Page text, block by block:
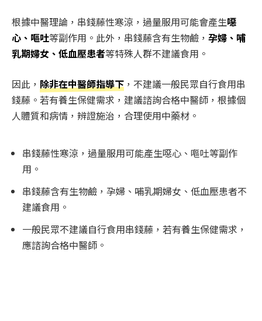
根據中醫理論，串錢藤性寒涼，過量服用可能會產生噁
心、嘔吐等副作用。此外，串錢藤含有生物鹼， 孕婦、哺
乳期婦女、低血壓患者等特殊人群不建議食用。
因此， 除非在中醫師指導下 ，不建議一般民眾自行食用串
錢藤。若有養生保健需求，建議諮詢合格中醫師，根據個
人體質和病情，辨證施治，合理使用中藥材。
串錢藤性寒涼，過量服用可能產生噁心、嘔吐等副作
用。
串錢藤含有生物鹼，孕婦、哺乳期婦女、低血壓患者不
建議食用。
一般民眾不建議自行食用串錢藤，若有養生保健需求，
應諮詢合格中醫師。